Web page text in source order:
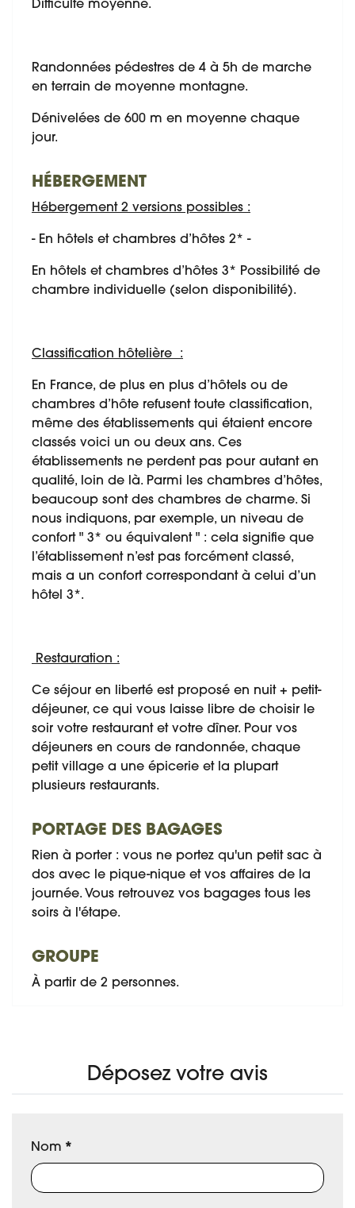
Difficulté moyenne.
Randonnées pédestres de 4 à 5h de marche
en terrain de moyenne montagne.
Dénivelées de 600 m en moyenne chaque
jour.
HÉBERGEMENT
Hébergement 2 versions possibles :
- En hôtels et chambres d’hôtes 2* -
En hôtels et chambres d’hôtes 3* Possibilité de
chambre individuelle (selon disponibilité).
Classification hôtelière :
En France, de plus en plus d’hôtels ou de
chambres d’hôte refusent toute classification,
même des établissements qui étaient encore
classés voici un ou deux ans. Ces
établissements ne perdent pas pour autant en
qualité, loin de là. Parmi les chambres d’hôtes,
beaucoup sont des chambres de charme. Si
nous indiquons, par exemple, un niveau de
confort " 3* ou équivalent " : cela signifie que
l’établissement n’est pas forcément classé,
mais a un confort correspondant à celui d’un
hôtel 3*.
Restauration :
Ce séjour en liberté est proposé en nuit + petit-
déjeuner, ce qui vous laisse libre de choisir le
soir votre restaurant et votre dîner. Pour vos
déjeuners en cours de randonnée, chaque
petit village a une épicerie et la plupart
plusieurs restaurants.
PORTAGE DES BAGAGES
Rien à porter : vous ne portez qu'un petit sac à
dos avec le pique-nique et vos affaires de la
journée. Vous retrouvez vos bagages tous les
soirs à l'étape.
GROUPE
À partir de 2 personnes.
Déposez votre avis
Nom *